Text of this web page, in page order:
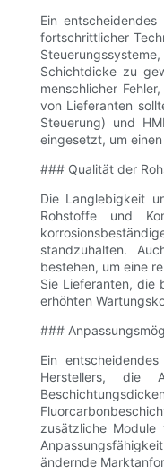
Ein
fortschrittlicher
Schichtdicke zu
menschlicher
von Lieferanten
Steuerung) und
eingesetzt, um
### Qualität der
Die Langlebigkeit
Rohstoffe und
standzuhalten.
bestehen, um eine
Sie Lieferanten, die
erhöhten
###
Ein
Herstellers, die
zusätzliche
ändernde